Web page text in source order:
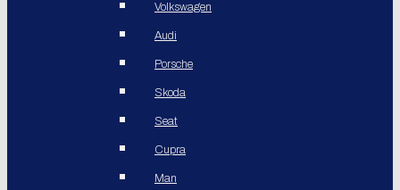
Volkswagen
Audi
Porsche
Skoda
Seat
Cupra
Man